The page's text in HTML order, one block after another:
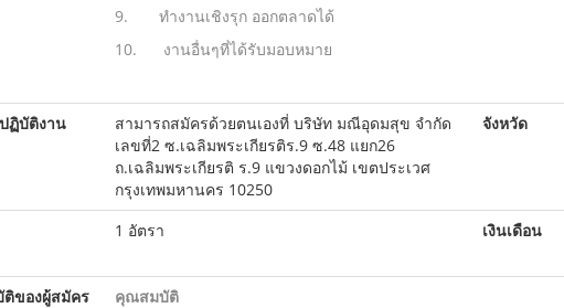
9. ทำงานเชิงรุก ออกตลาดได้
10. งานอื่นๆที่ได้รับมอบหมาย
ฏิบัติงาน
สามารถสมัครด้วยตนเองที่ บริษัท มณีอุดมสุข จำกัด
เลขที่2 ซ.เฉลิมพระเกียรติร.9 ซ.48 แยก26
ถ.เฉลิมพระเกียรติ ร.9 แขวงดอกไม้ เขตประเวศ
กรุงเทพมหานคร 10250
จังหวัด
1 อัตรา เงินเดือน
ของผู้สมัคร
คุณสมบัติ